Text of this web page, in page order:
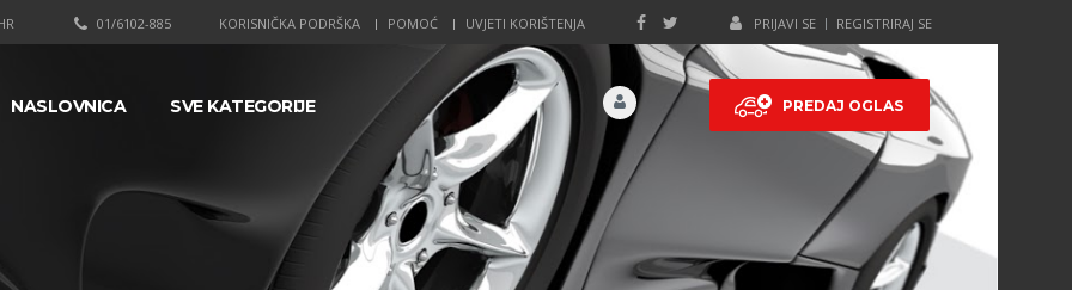
PRIJAVI SE REGISTRIRAJ SE
KORISNIČKA PODRŠKA POMOĆ UVJETI KORIŠTENJA
01/6102-885
PREDAJ OGLAS
NASLOVNICA SVE KATEGORIJE